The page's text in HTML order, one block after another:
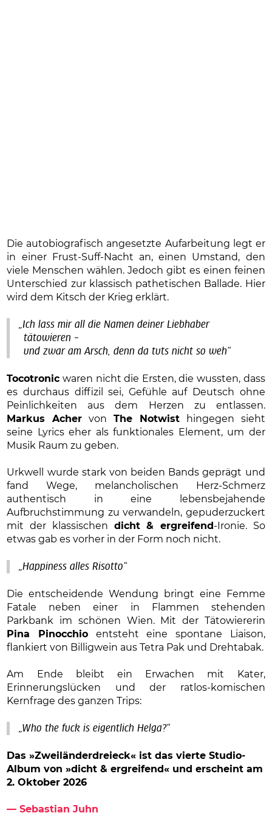
Die autobiografisch angesetzte Aufarbeitung legt er
in einer Frust-Suff-Nacht an, einen Umstand, den
viele Menschen wählen. Jedoch gibt es einen feinen
Unterschied zur klassisch pathetischen Ballade. Hier
wird dem Kitsch der Krieg erklärt.
„Ich lass mir all die Namen deiner Liebhaber
tätowieren –
und zwar am Arsch, denn da tuts nicht so weh“
Tocotronic waren nicht die Ersten, die wussten, dass
es durchaus diffizil sei, Gefühle auf Deutsch ohne
Peinlichkeiten aus dem Herzen zu entlassen.
Markus Acher von The Notwisthingegen sieht
seine Lyrics eher als funktionales Element, um der
Musik Raum zu geben.
Urkwell wurde stark von beiden Bands geprägt und
fand Wege, melancholischen Herz-Schmerz
authentisch in eine lebensbejahende
Aufbruchstimmung zu verwandeln, gepuderzuckert
mit der klassischen dicht & ergreifend -Ironie. So
etwas gab es vorher in der Form noch nicht.
„Happiness alles Risotto“
Die entscheidende Wendung bringt eine Femme
Fatale neben einer in Flammen stehenden
Parkbank im schönen Wien. Mit der Tätowiererin
Pina Pinocchio entsteht eine spontane Liaison,
flankiert von Billigwein aus Tetra Pak und Drehtabak.
Am Ende bleibt ein Erwachen mit Kater,
Erinnerungslücken und der ratlos-komischen
Kernfrage des ganzen Trips:
„Who the fuck is eigentlich Helga?“
Das »Zweiländerdreieck« ist das vierte Studio-
Albumvon »dicht & ergreifend« und erscheint am
2. Oktober 2026
— Sebastian Juhn